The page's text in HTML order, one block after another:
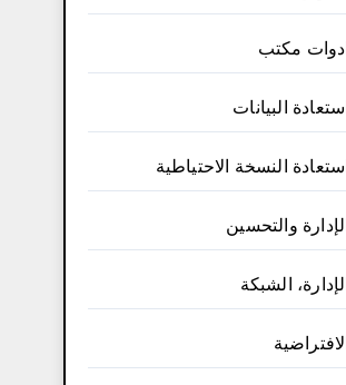
ادوات مكتب
استعادة البيانات
استعادة النسخة الاحتياطية
الإدارة والتحسين
الإدارة، الشبكة
الافتراضية